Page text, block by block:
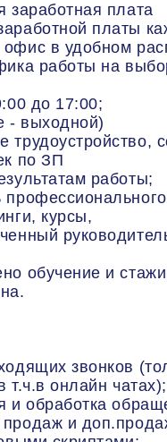
заработная плата
платы
в удобном
работы на
до 17:00;
- выходной)
трудоустройство,
по ЗП
работы;
курсы,
обучение и
звонков
т.ч.в онлайн чатах);
и обработка
и